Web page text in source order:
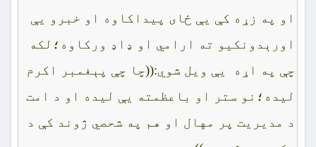
او په زړه کې يې ځاى پيداکاوه او خبرو يې
اورېدونکيو ته ارامي او ډاډ ورکاوه؛لکه
چې په اړه يې ويل شوي:((چا چې پېغمبر اکرم
ليده؛نو ستر او باعظمته يې ليده او د امت
د مديريت پر مهال او هم په شحصي ژوند کې د